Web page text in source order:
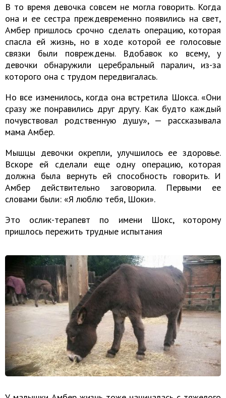
В то время девочка совсем не могла говорить. Когда
она и ее сестра преждевременно появились на свет,
Амбер пришлось срочно сделать операцию, которая
спасла ей жизнь, но в ходе которой ее голосовые
связки были повреждены. Вдобавок ко всему, у
девочки обнаружили церебральный паралич, из-за
которого она с трудом передвигалась.
Но все изменилось, когда она встретила Шокса. «Они
сразу же понравились друг другу. Как будто каждый
почувствовал родственную душу», — рассказывала
мама Амбер.
Мышцы девочки окрепли, улучшилось ее здоровье.
Вскоре ей сделали еще одну операцию, которая
должна была вернуть ей способность говорить. И
Амбер действительно заговорила. Первыми ее
словами были: «Я люблю тебя, Шоки».
Это ослик-терапевт по имени Шокс, которому
пришлось пережить трудные испытания